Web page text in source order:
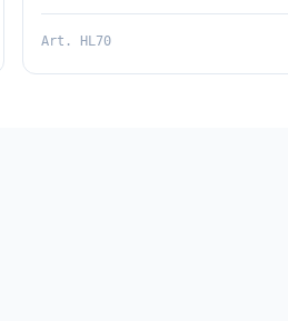
(automatisch wirkend und
ablängbarem Aufsatzrahmen 12 - 70
mm und Einlaufrost Edelstahl 115 x
Art. HL70